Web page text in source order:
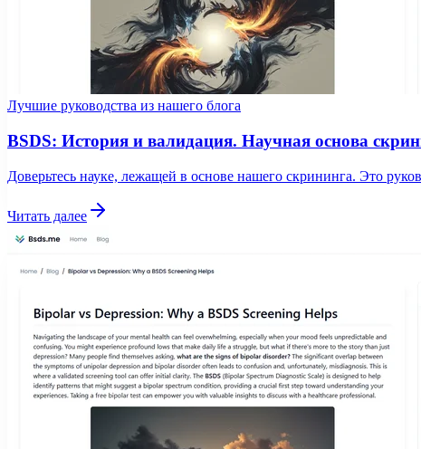
Лучшие руководства из нашего блога
BSDS: История и валидация. Научная основа
Доверьтесь науке, лежащей в основе нашего скрининга. Это
Читать далее